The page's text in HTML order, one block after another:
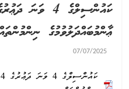
ޢާންމުބައްދަލުވުމުގެ
07/07/2025